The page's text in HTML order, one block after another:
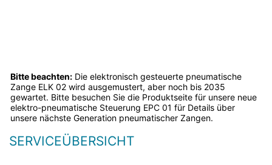
Bitte beachten: Die elektronisch gesteuerte pneumatische
Zange ELK 02 wird ausgemustert, aber noch bis 2035
gewartet. Bitte besuchen Sie die Produktseite für unsere neue
elektro-pneumatische Steuerung EPC 01 für Details über
unsere nächste Generation pneumatischer Zangen.
SERVICEÜBERSICHT